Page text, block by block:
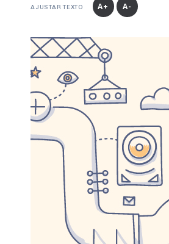
AJUSTAR TEXTO A+ A-